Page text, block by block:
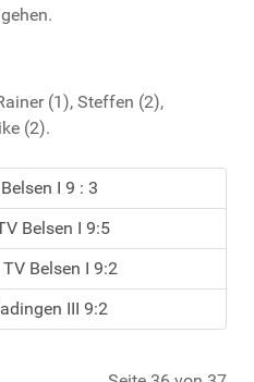
(1), Steffen (2),
(2).
I 9 : 3
Belsen I 9:5
Belsen I 9:2
III 9:2